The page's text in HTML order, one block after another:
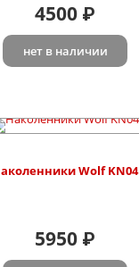
4500 ₽
нет в наличии
Wolf KN04
5950 ₽